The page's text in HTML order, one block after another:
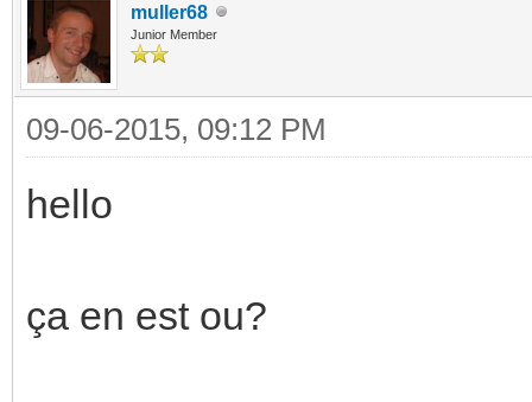
muller68
Junior Member
09-06-2015, 09:12 PM
hello
ça en est ou?